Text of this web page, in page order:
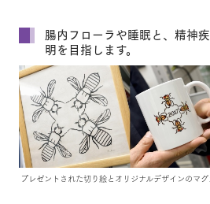
腸内フローラや睡眠と、精神
明を目指します。
プレゼントされた切り絵とオリジナルデザインのマ